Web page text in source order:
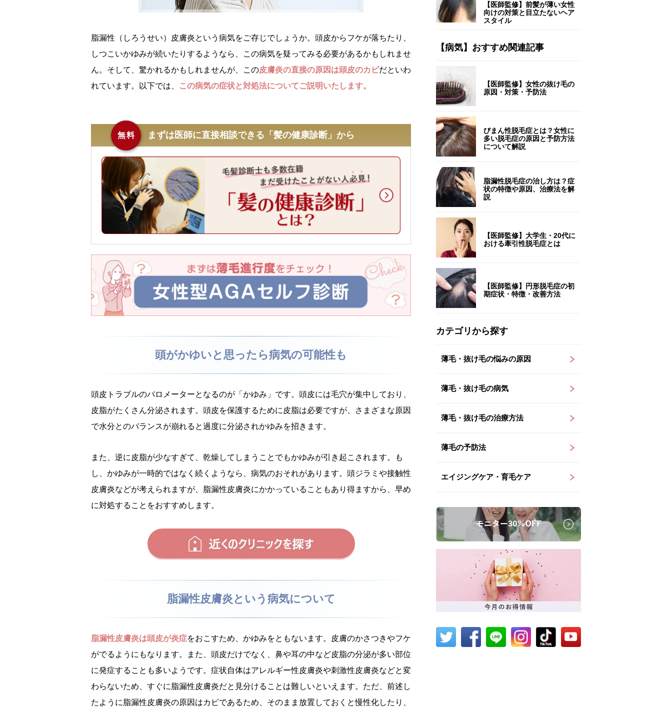
脂漏性（しろうせい）皮膚炎という病気をご存じでしょうか。頭皮からフケが落ちたり、
しつこいかゆみが続いたりするようなら、この病気を疑ってみる必要があるかもしれませ
ん。そして、驚かれるかもしれませんが、この皮膚炎の直接の原因は頭皮のカビだといわ
れています。以下では、
この病気の症状と対処法についてご説明いたします。
無料 まずは医師に直接相談できる「髪の健康診断」から
頭がかゆいと思ったら病気の可能性も
頭皮トラブルのバロメーターとなるのが「かゆみ」です。頭皮には毛穴が集中しており、
皮脂がたくさん分泌されます。頭皮を保護するために皮脂は必要ですが、さまざまな原因
で水分とのバランスが崩れると過度に分泌されかゆみを招きます。
また、逆に皮脂が少なすぎて、乾燥してしまうことでもかゆみが引き起こされます。も
し、かゆみが一時的ではなく続くようなら、病気のおそれがあります。頭ジラミや接触性
皮膚炎などが考えられますが、脂漏性皮膚炎にかかっていることもあり得ますから、早め
に対処することをおすすめします。
脂漏性皮膚炎という病気について
脂漏性皮膚炎は頭皮が炎症をおこすため、かゆみをともないます。皮膚のかさつきやフケ
がでるようにもなります。また、頭皮だけでなく、鼻や耳の中など皮脂の分泌が多い部位
に発症することも多いようです。症状自体はアレルギー性皮膚炎や刺激性皮膚炎などと変
わらないため、すぐに脂漏性皮膚炎だと見分けることは難しいといえます。ただ、前述し
たように脂漏性皮膚炎の原因はカビであるため、そのまま放置しておくと慢性化したり、
【医師監修】前髪が薄い女性
向けの対策と目立たないヘア
スタイル
【病気】おすすめ関連記事
【医師監修】女性の抜け毛の
原因・対策・予防法
びまん性脱毛症とは？女性に
多い脱毛症の原因と予防方法
について解説
脂漏性脱毛症の治し方は？症
状の特徴や原因、治療法を解
説
【医師監修】大学生・20代に
おける牽引性脱毛症とは
【医師監修】円形脱毛症の初
期症状・特徴・改善方法
カテゴリから探す
薄毛・抜け毛の悩みの原因
薄毛・抜け毛の病気
薄毛・抜け毛の治療方法
薄毛の予防法
エイジングケア・育毛ケア